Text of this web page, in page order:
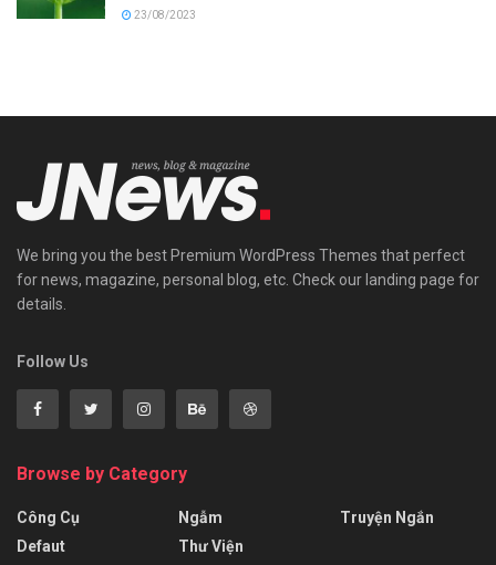
23/08/2023
We bring you the best Premium WordPress Themes that perfect
for news, magazine, personal blog, etc. Check our landing page for
details.
Follow Us
Browse by Category
Công Cụ
Defaut
Ngẫm
Thư Viện
Truyện Ngắn